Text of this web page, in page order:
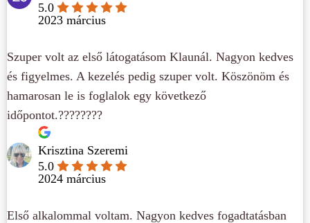
5.0
2023 március
Szuper volt az első látogatásom Klaunál. Nagyon kedves
és figyelmes. A kezelés pedig szuper volt. Köszönöm és
hamarosan le is foglalok egy következő
időpontot.????????
Krisztina Szeremi
5.0
2024 március
Első alkalommal voltam. Nagyon kedves fogadtatásban